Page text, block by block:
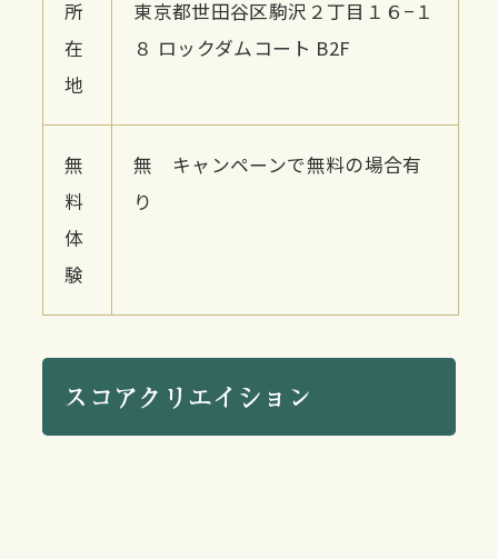
所
在
地
東京都世田谷区駒沢２丁目１６−１
８ ロックダムコート B2F
無
料
体
験
無 キャンペーンで無料の場合有
り
スコアクリエイション